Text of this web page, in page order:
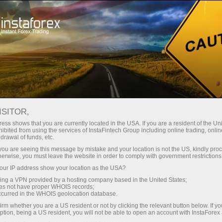
Noticias de la compañía
Noticias De InstaForex
Quieres saber sobre todos los eventos, concursos y
cambios actuales en el horario de ventas de
InstaForex? ¡Entonces Bienvenido a la página de
Noticias, donde se publican materiales sobre lo
más importante, útil e interesante!
shows that you are currently located in the USA. If you are a resident of the
from using the services of InstaFintech Group including online trading,
of funds, etc.
are seeing this message by mistake and your location is not the US, kindly
you must leave the website in order to comply with government
IP address show your location as the USA?
a VPN provided by a hosting company based in the United States;
not have proper WHOIS records;
in the WHOIS geolocation database.
whether you are a US resident or not by clicking the relevant button below. If
being a US resident, you will not be able to open an account with InstaForex